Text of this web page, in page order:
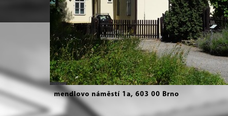
mendlovo náměstí 1a, 603 00 Brno